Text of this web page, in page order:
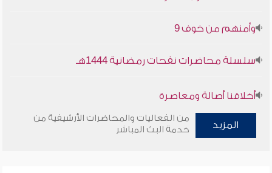
وأمنهم من خوف 9
سلسلة محاضرات نفحات رمضانية 1444هـ
أخلاقنا أصالة ومعاصرة
وأمنهم من خوف 9
المزيد
من الفعاليات والمحاضرات الأرشيفية من
خدمة البث المباشر